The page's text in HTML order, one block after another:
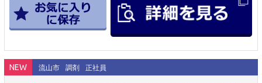
NEW 流山市 調剤 正社員